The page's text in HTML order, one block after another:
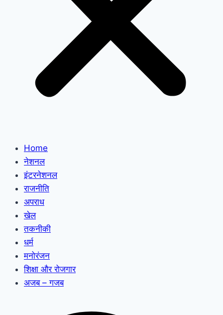
Home
नेशनल
इंटरनेशनल
राजनीति
अपराध
खेल
तकनीकी
धर्म
मनोरंजन
शिक्षा और रोजगार
अजब – गजब